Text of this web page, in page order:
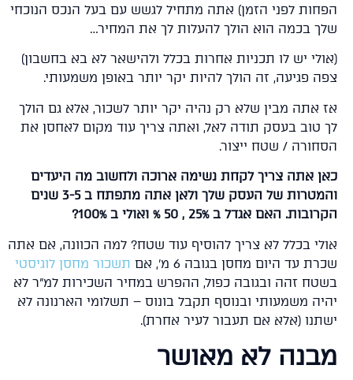
לפני הזמן) אתה מתחיל לגשש עם בעל הנכס הנוכחי
בכמה הוא הולך להעלות לך את המחיר…
יש לו תכניות אחרות בכלל ולהישאר לא בא בחשבון)
פגיעה, זה הולך להיות יקר יותר באופן משמעותי.
אתה מבין שלא רק נהיה יקר יותר לשכור, אלא גם הולך
טוב בעסק תודה לאל, ואתה צריך עוד מקום לאחסן את
/ שטח ייצור.
אתה צריך לקחת נשימה ארוכה ולחשוב מה היעדים
והמטרות של העסק שלך ולאן אתה מתפתח ב 3-5 שנים
האם אגדל ב 25% , 50 % ואולי ב 100%?
בכלל לא צריך להוסיף עוד שטח? למה הכוונה, אם אתה
עד היום מחסן בגובה 6 מ', אם
תשכור מחסן לוגיסטי
זהה ובגובה כפול, ההפרש במחיר השכירות למ"ר לא
משמעותי ובנוסף תקבל בונוס – תשלומי הארנונה לא
(אלא אם תעבור לעיר אחרת).
לא מאושר